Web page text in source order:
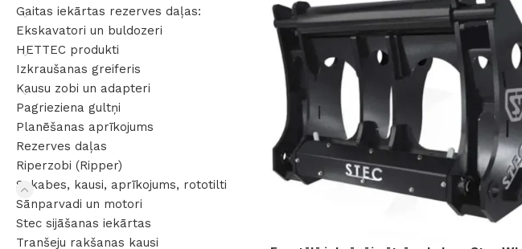
Gaitas iekārtas rezerves daļas:
Ekskavatori un buldozeri
HETTEC produkti
Izkraušanas greiferis
Kausu zobi un adapteri
Pagrieziena gultņi
Planēšanas aprīkojums
Rezerves daļas
Riperzobi (Ripper)
Sakabes, kausi, aprīkojums, rototilti
Sānparvadi un motori
Stec sijāšanas iekārtas
Tranšeju rakšanas kausi